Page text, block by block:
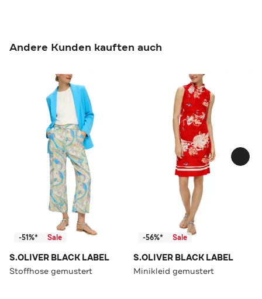
Andere Kunden kauften auch
-51%* Sale
S.OLIVER BLACK LABEL
Stoffhose gemustert
-56%* Sale
S.OLIVER BLACK LABEL
Minikleid gemustert